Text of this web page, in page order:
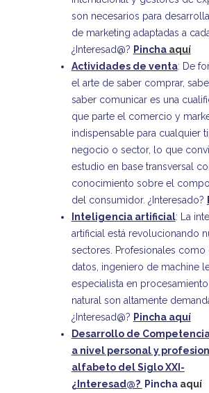
son necesarios para
de marketing adaptadas a
¿Interesad@? Pincha aquí
Actividades de venta: De
el arte de saber comprar,
saber comunicar es una
que parte el comercio y
indispensable para cualquier
negocio o sector, lo que
estudio en base transversal
conocimiento sobre el
del consumidor. ¿Interesado?
Inteligencia artificial: La
artificial está revolucionando
sectores. Profesionales como
datos, ingeniero de machine
especialista en
natural son altamente
¿Interesad@? Pincha aquí
Desarrollo de
a nivel personal y
alfabeto del Siglo XXI-
¿Interesad@? Pinchaaquí